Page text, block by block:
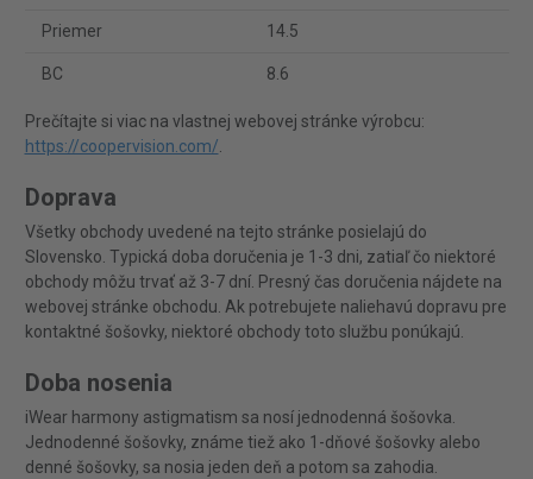
Priemer 14.5
BC 8.6
Prečítajte si viac na vlastnej webovej stránke výrobcu:
https://coopervision.com/.
Doprava
Všetky obchody uvedené na tejto stránke posielajú do
Slovensko. Typická doba doručenia je 1-3 dni, zatiaľ čo niektoré
obchody môžu trvať až 3-7 dní. Presný čas doručenia nájdete na
webovej stránke obchodu. Ak potrebujete naliehavú dopravu pre
kontaktné šošovky, niektoré obchody toto službu ponúkajú.
Doba nosenia
iWear harmony astigmatism sa nosí jednodenná šošovka.
Jednodenné šošovky, známe tiež ako 1-dňové šošovky alebo
denné šošovky, sa nosia jeden deň a potom sa zahodia.